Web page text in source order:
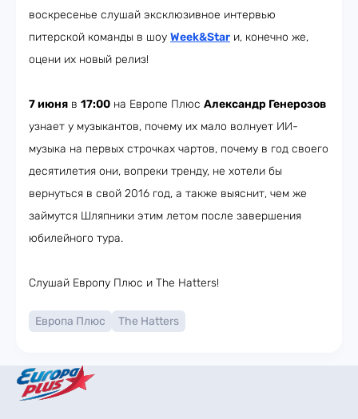
воскресенье слушай эксклюзивное интервью
питерской команды в шоу Week&Star и, конечно же,
оцени их новый релиз!
7 июня в 17:00 на Европе Плюс Александр Генерозов
узнает у музыкантов, почему их мало волнует ИИ-
музыка на первых строчках чартов, почему в год своего
десятилетия они, вопреки тренду, не хотели бы
вернуться в свой 2016 год, а также выяснит, чем же
займутся Шляпники этим летом после завершения
юбилейного тура.
Слушай Европу Плюс и The Hatters!
Европа Плюс The Hatters